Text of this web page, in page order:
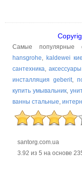
Самые популярные
hansgrohe, kaldewei
сантехника,
инсталляция geberit,
купить умывальник,
ванны стальные,
santorg.com.ua
3.92 из 5 на основе